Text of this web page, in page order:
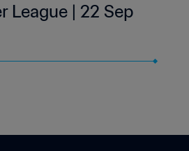
League | 22 Sep